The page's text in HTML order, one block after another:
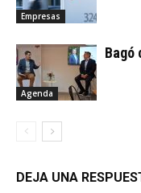
Empresas
Agenda
Bagó
DEJA UNA